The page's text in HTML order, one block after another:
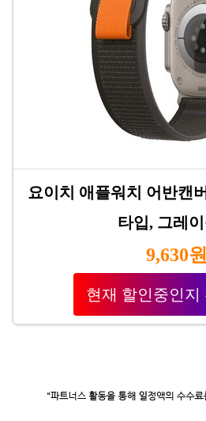
요이치 애플워치 어반캔
타입, 그레
9,630원
현재 할인중인지